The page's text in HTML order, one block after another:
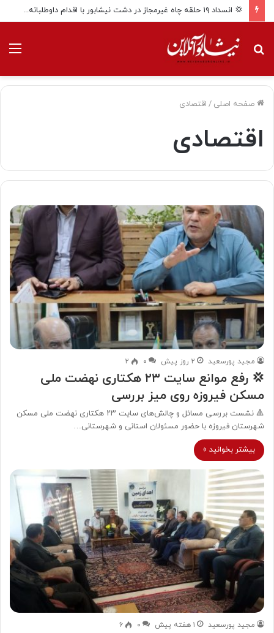
💢 انسداد ۱۹ حلقه چاه غیرمجاز در دشت نیشابور با اقدام داوطلبانه بهره برداران
جستجو
صفحه اصلی / اقتصادی
اقتصادی
مجید پورسعید ۲ روز پیش ۰ ۲
💢 رفع موانع سایت ۲۳ هکتاری نهضت ملی
مسکن فیروزه روی میز بررسی
🔺 نشست بررسی مسائل و چالش‌های سایت ۲۳ هکتاری نهضت ملی مسکن
شهرستان فیروزه با حضور مسئولان استانی و شهرستانی…
بیشتر بخوانید »
مجید پورسعید ۱ هفته پیش ۰ ۶